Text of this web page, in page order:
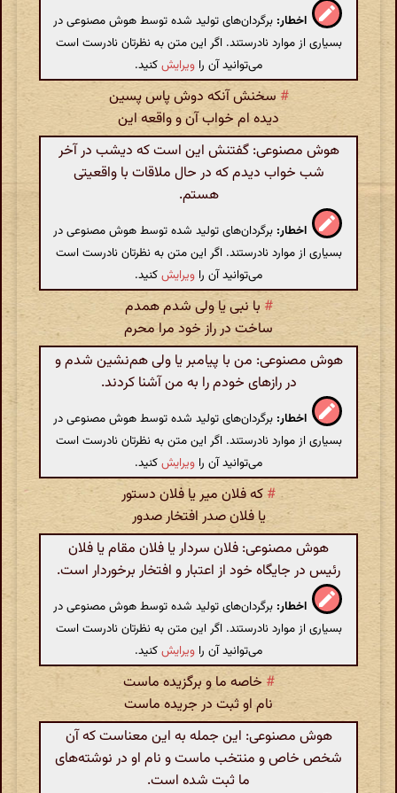
اخطار: برگردان‌های تولید شده توسط هوش مصنوعی در
بسیاری از موارد نادرستند. اگر این متن به نظرتان نادرست است
می‌توانید آن را ویرایشکنید.
# سخنش آنکه دوش پاس پسین
دیده ام خواب آن و واقعه این
هوش مصنوعی: گفتنش این است که دیشب در آخر
شب خواب دیدم که در حال ملاقات با واقعیتی
هستم.
اخطار: برگردان‌های تولید شده توسط هوش مصنوعی در
بسیاری از موارد نادرستند. اگر این متن به نظرتان نادرست است
می‌توانید آن را ویرایشکنید.
# با نبی یا ولی شدم همدم
ساخت در راز خود مرا محرم
هوش مصنوعی: من با پیامبر یا ولی هم‌نشین شدم و
در رازهای خودم را به من آشنا کردند.
اخطار: برگردان‌های تولید شده توسط هوش مصنوعی در
بسیاری از موارد نادرستند. اگر این متن به نظرتان نادرست است
می‌توانید آن را ویرایشکنید.
# که فلان میر یا فلان دستور
یا فلان صدر افتخار صدور
هوش مصنوعی: فلان سردار یا فلان مقام یا فلان
رئیس در جایگاه خود از اعتبار و افتخار برخوردار است.
اخطار: برگردان‌های تولید شده توسط هوش مصنوعی در
بسیاری از موارد نادرستند. اگر این متن به نظرتان نادرست است
می‌توانید آن را ویرایشکنید.
# خاصه ما و برگزیده ماست
نام او ثبت در جریده ماست
هوش مصنوعی: این جمله به این معناست که آن
شخص خاص و منتخب ماست و نام او در نوشته‌های
ما ثبت شده است.